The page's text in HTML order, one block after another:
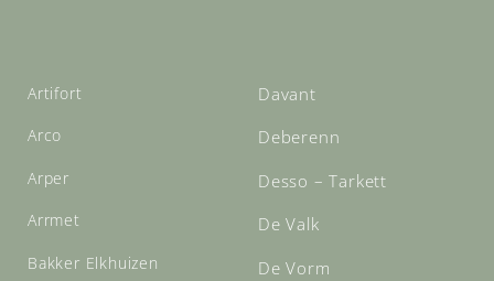
Artifort
Arco
Arper
Arrmet
Bakker Elkhuizen
Davant
Deberenn
Desso – Tarkett
De Valk
De Vorm